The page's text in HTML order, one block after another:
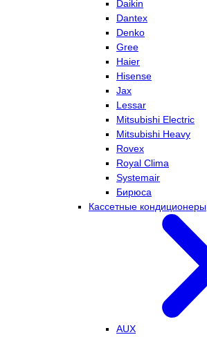
Daikin
Dantex
Denko
Gree
Haier
Hisense
Jax
Lessar
Mitsubishi Electric
Mitsubishi Heavy
Rovex
Royal Clima
Systemair
Бирюса
Кассетные кондиционеры
AUX